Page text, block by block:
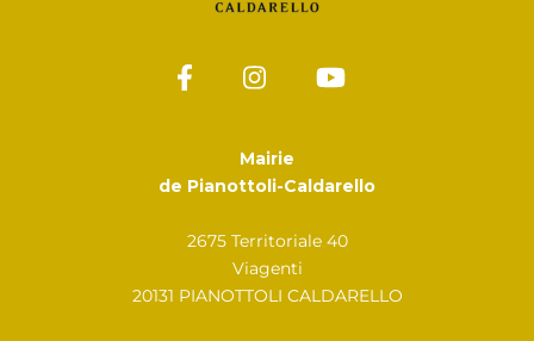
Mairie
de Pianottoli-Caldarello
2675 Territoriale 40
Viagenti
20131 PIANOTTOLI CALDARELLO